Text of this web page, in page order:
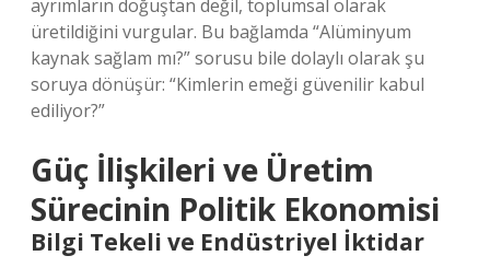
ayrımların doğuştan değil, toplumsal olarak
üretildiğini vurgular. Bu bağlamda “Alüminyum
kaynak sağlam mı?” sorusu bile dolaylı olarak şu
soruya dönüşür: “Kimlerin emeği güvenilir kabul
ediliyor?”
Güç İlişkileri ve Üretim
Sürecinin Politik Ekonomisi
Bilgi Tekeli ve Endüstriyel İktidar